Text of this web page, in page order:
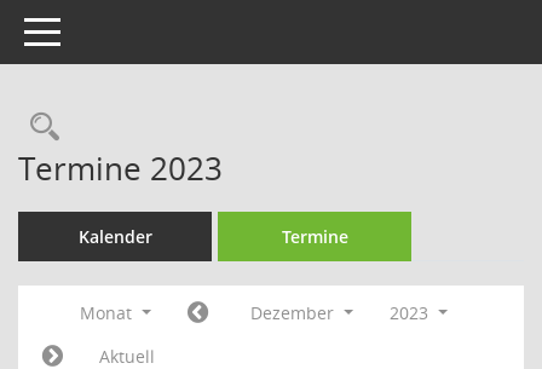
Toggle navigation
Rechercheauswahl
Termine 2023
Kalender Termine
Monat Dezember
2023
Aktuell